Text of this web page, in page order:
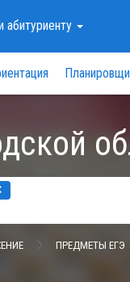
абитуриенту
ПРЕДМЕТЫ ЕГЭ